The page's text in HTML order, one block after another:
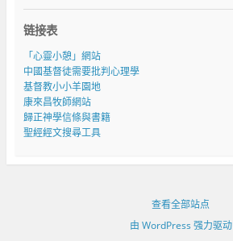
链接表
「心靈小憩」網站
中國基督徒需要批判心理學
基督教小小羊園地
康來昌牧師網站
歸正神學信條與書籍
聖經經文搜尋工具
查看全部站点
由 WordPress 强力驱动